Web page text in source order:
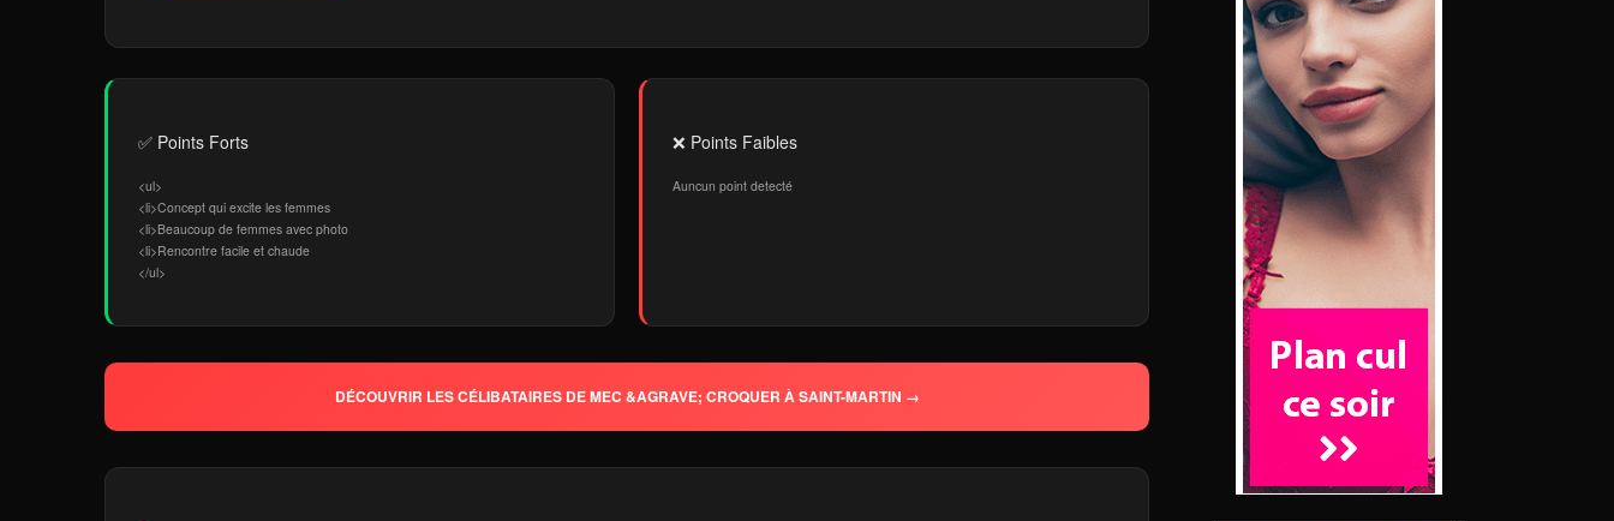
✅ Points Forts
<ul>
<li>Concept qui excite les femmes
<li>Beaucoup de femmes avec photo
<li>Rencontre facile et chaude
</ul>
❌ Points Faibles
Auncun point detecté
DÉCOUVRIR LES CÉLIBATAIRES DE MEC &AGRAVE; CROQUER À SAINT-MARTIN →